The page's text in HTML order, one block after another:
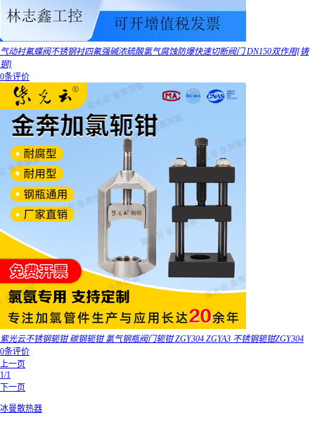
气动衬氟蝶阀不锈钢衬四氟强碱浓硫酸氯气腐蚀防爆快速切断阀门 DN150双作用[铸
钢]
0条评价
紫光云不锈钢轭钳 碳钢轭钳 氯气钢瓶阀门轭钳 ZGY304 ZGYA3 不锈钢轭钳ZGY304
0条评价
上一页
1/1
下一页
冰曼散热器